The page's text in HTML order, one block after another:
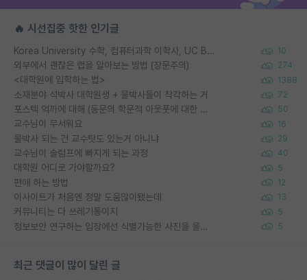
🔥 시선집중 핫한 인기글
Korea University 수학, 컴퓨터과학 이학사, UC Berkeley 산업공학 대학원 공학박사가 되는 것은 쉽지 않겠죠? 10
외부에서 괜찮은 랩을 알아보는 방법 (장문주의) 274
<대학원에 입학하는 법> 1388
소재분야 석박사 대학원생 + 물박사들이 착각하는 거 72
포스텍 억까에 대해 (동문의 학문적 아웃풋에 대한 반박) 50
교수님이 무서워요 16
물박사 되는 건 교수탓도 있는거 아니냐 29
교수님이 슬럼프에 빠지게 되는 과정 40
대학원 어디로 가야할까요? 5
편애 하는 방법 12
이사이트가 처음엔 정말 도움많이됐는데 13
커뮤니티는 다 쓰레기통이지 5
정보보안 연구하는 입장에선 식별가능한 사진을 올리는건 비추이긴함 5
최근 댓글이 많이 달린 글